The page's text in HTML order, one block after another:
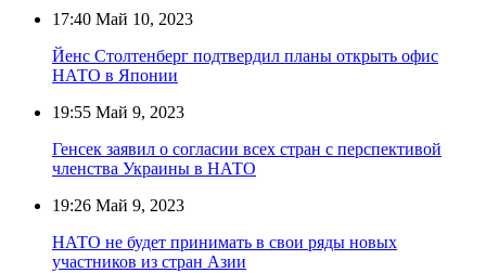
17:40 Май 10, 2023
Йенс Столтенберг подтвердил планы открыть офис
НАТО в Японии
19:55 Май 9, 2023
Генсек заявил о согласии всех стран с перспективой
членства Украины в НАТО
19:26 Май 9, 2023
НАТО не будет принимать в свои ряды новых
участников из стран Азии